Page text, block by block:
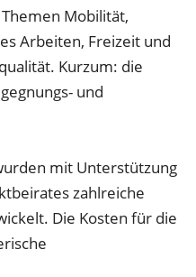
Mobilität,
Arbeiten, Freizeit und
Kurzum: die
und
mit Unterstützung
zahlreiche
Die Kosten für die